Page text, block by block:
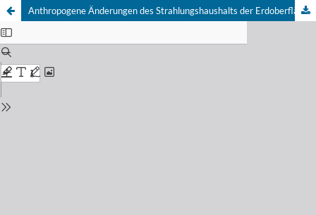
Anthropogene Änderungen des Strahlungshaushalts der Erdoberfläche.